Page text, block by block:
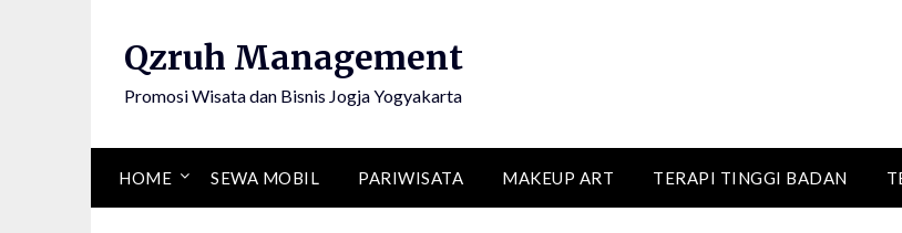
Qzruh Management
Promosi Wisata dan Bisnis Jogja Yogyakarta
HOME SEWA MOBIL PARIWISATA MAKEUP ART TERAPI TINGGI BADAN